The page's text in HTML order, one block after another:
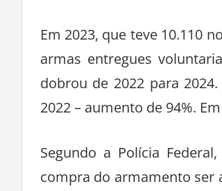
Em 2023, que teve 10.110
armas entregues
dobrou de 2022 para
2022 – aumento de 94%.
Segundo a Polícia
compra do armamento ser